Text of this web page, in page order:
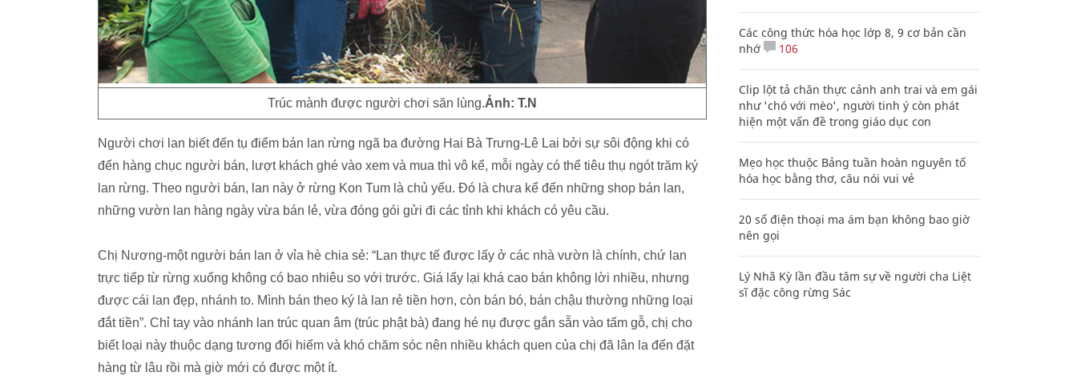
Trúc mành được người chơi săn lùng.Ảnh: T.N
Người chơi lan biết đến tụ điểm bán lan rừng ngã ba đường Hai Bà Trưng-Lê Lai bởi sự sôi động khi có
đến hàng chục người bán, lượt khách ghé vào xem và mua thì vô kể, mỗi ngày có thể tiêu thụ ngót trăm ký
lan rừng. Theo người bán, lan này ở rừng Kon Tum là chủ yếu. Đó là chưa kể đến những shop bán lan,
những vườn lan hàng ngày vừa bán lẻ, vừa đóng gói gửi đi các tỉnh khi khách có yêu cầu.
Chị Nương-một người bán lan ở vỉa hè chia sẻ: “Lan thực tế được lấy ở các nhà vườn là chính, chứ lan
trực tiếp từ rừng xuống không có bao nhiêu so với trước. Giá lấy lại khá cao bán không lời nhiều, nhưng
được cái lan đẹp, nhánh to. Mình bán theo ký là lan rẻ tiền hơn, còn bán bó, bán chậu thường những loại
đắt tiền”. Chỉ tay vào nhánh lan trúc quan âm (trúc phật bà) đang hé nụ được gắn sẵn vào tấm gỗ, chị cho
biết loại này thuộc dạng tương đối hiếm và khó chăm sóc nên nhiều khách quen của chị đã lân la đến đặt
hàng từ lâu rồi mà giờ mới có được một ít.
Các công thức hóa học lớp 8, 9 cơ bản cần
nhớ
106
Clip lột tả chân thực cảnh anh trai và em gái
như 'chó với mèo', người tinh ý còn phát
hiện một vấn đề trong giáo dục con
Mẹo học thuộc Bảng tuần hoàn nguyên tố
hóa học bằng thơ, câu nói vui vẻ
20 số điện thoại ma ám bạn không bao giờ
nên gọi
Lý Nhã Kỳ lần đầu tâm sự về người cha Liệt
sĩ đặc công rừng Sác